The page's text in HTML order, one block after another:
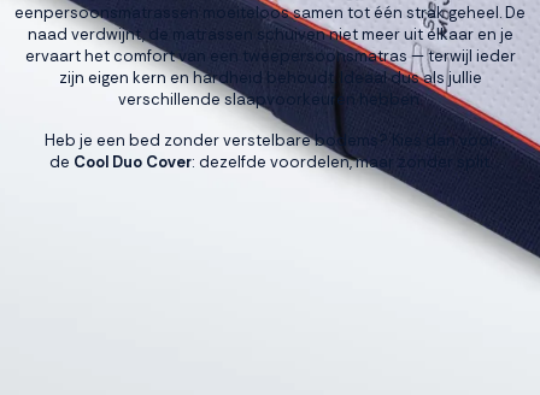
eenpersoonsmatrassen moeiteloos samen tot één strak geheel. De
naad verdwijnt, de matrassen schuiven niet meer uit elkaar en je
ervaart het comfort van een tweepersoonsmatras — terwijl ieder
zijn eigen kern en hardheid behoudt. Ideaal dus als jullie
verschillende slaapvoorkeuren hebben.
Heb je een bed zonder verstelbare bodems? Kies dan voor
de Cool Duo Cover: dezelfde voordelen, maar zonder split.